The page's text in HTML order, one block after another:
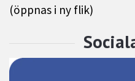
(öppnas i ny flik)